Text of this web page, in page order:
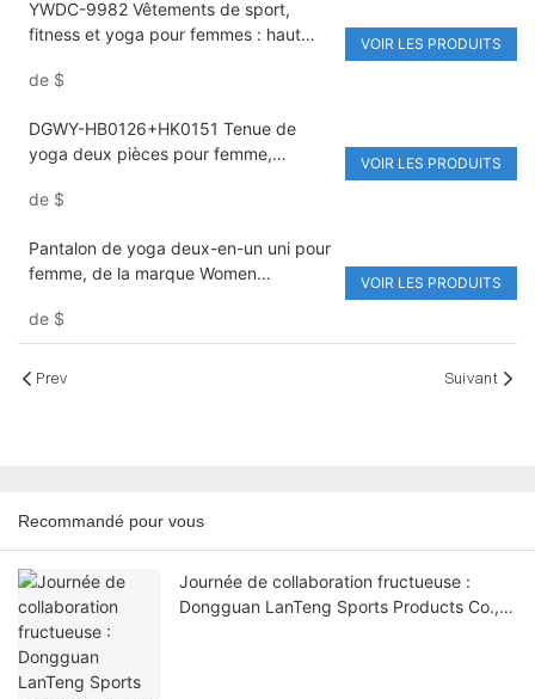
YWDC-9982 Vêtements de sport,
fitness et yoga pour femmes : haut
et taille élastique, legging taille haute
de $
VOIR LES PRODUITS
DGWY-HB0126+HK0151 Tenue de
yoga deux pièces pour femme,
tenue de sport
de $
VOIR LES PRODUITS
Pantalon de yoga deux-en-un uni pour
femme, de la marque Women
de $
VOIR LES PRODUITS
Prev Suivant
Recommandé pour vous
Journée de collaboration fructueuse :
Dongguan LanTeng Sports Products Co.,